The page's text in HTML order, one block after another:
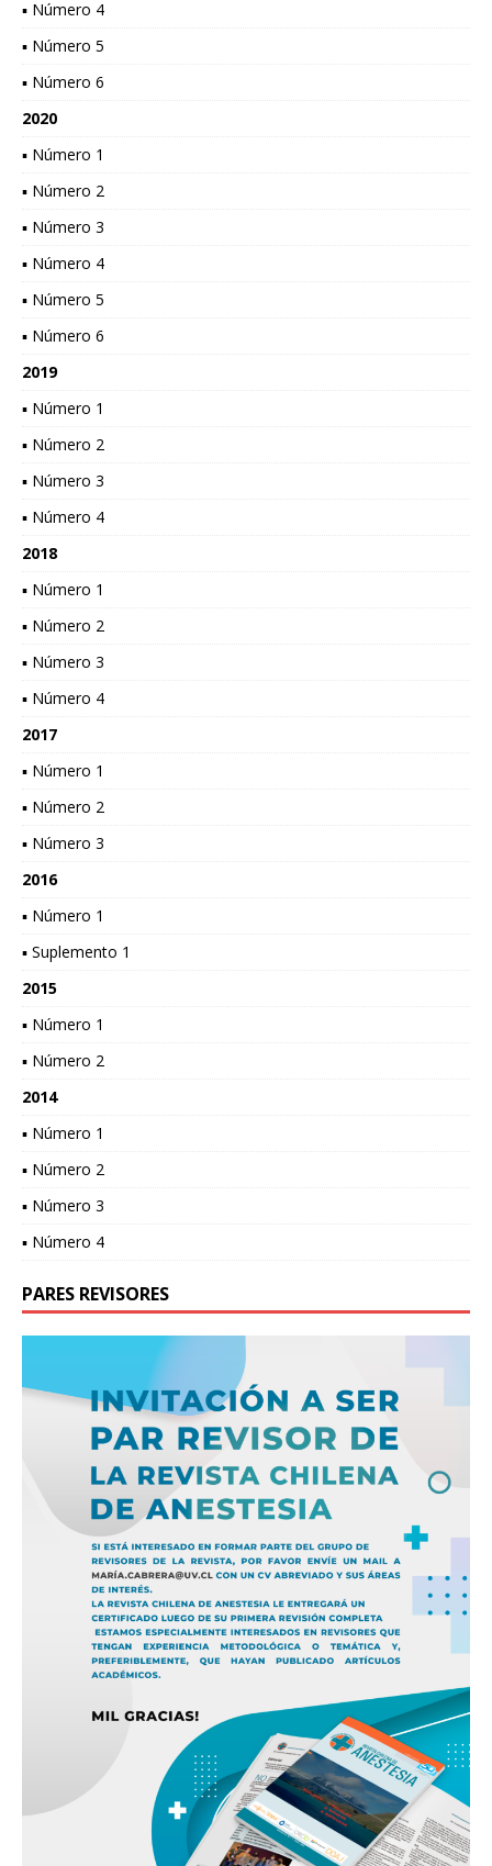
▪ Número 4
▪ Número 5
▪ Número 6
2020
▪ Número 1
▪ Número 2
▪ Número 3
▪ Número 4
▪ Número 5
▪ Número 6
2019
▪ Número 1
▪ Número 2
▪ Número 3
▪ Número 4
2018
▪ Número 1
▪ Número 2
▪ Número 3
▪ Número 4
2017
▪ Número 1
▪ Número 2
▪ Número 3
2016
▪ Número 1
▪ Suplemento 1
2015
▪ Número 1
▪ Número 2
2014
▪ Número 1
▪ Número 2
▪ Número 3
▪ Número 4
PARES REVISORES